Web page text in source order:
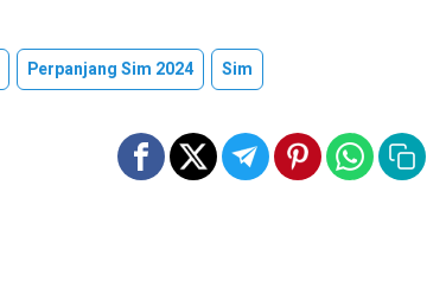
Perpanjang Sim 2024 Sim